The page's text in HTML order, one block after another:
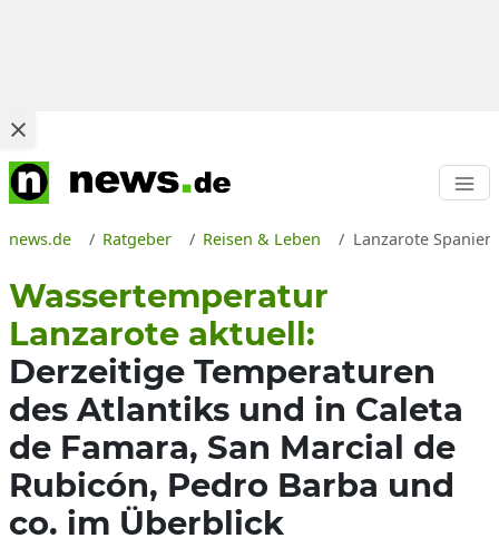
news.de Ratgeber Reisen & Leben Lanzarote
Wassertemperatur
Lanzarote aktuell:
Derzeitige Temperaturen
des Atlantiks und in Caleta
de Famara, San Marcial de
Rubicón, Pedro Barba und
co. im Überblick